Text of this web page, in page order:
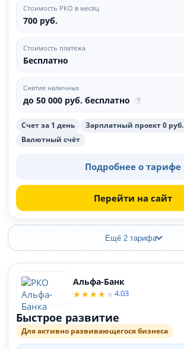
Стоимость РКО в месяц
700 руб.
Стоимость платежа
Бесплатно
Снятие наличных
до 50 000 руб. бесплатно
Счет за 1 день
Зарплатный проект 0 руб.
Валютный счёт
Подробнее о тарифе
Перейти на сайт
Ещё 2 тарифа
Альфа-Банк
4.03
Быстрое развитие
Для активно развивающегося бизнеса